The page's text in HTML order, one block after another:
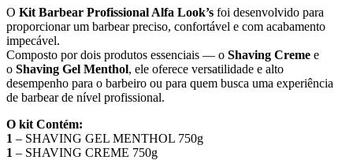
O Kit Barbear Profissional Alfa Look’s foi desenvolvido para
proporcionar um barbear preciso, confortável e com acabamento
impecável.
Composto por dois produtos essenciais — o Shaving Creme e
o Shaving Gel Menthol, ele oferece versatilidade e alto
desempenho para o barbeiro ou para quem busca uma experiência
de barbear de nível profissional.
O kit Contém:
1 – SHAVING GEL MENTHOL 750g
1 – SHAVING CREME 750g